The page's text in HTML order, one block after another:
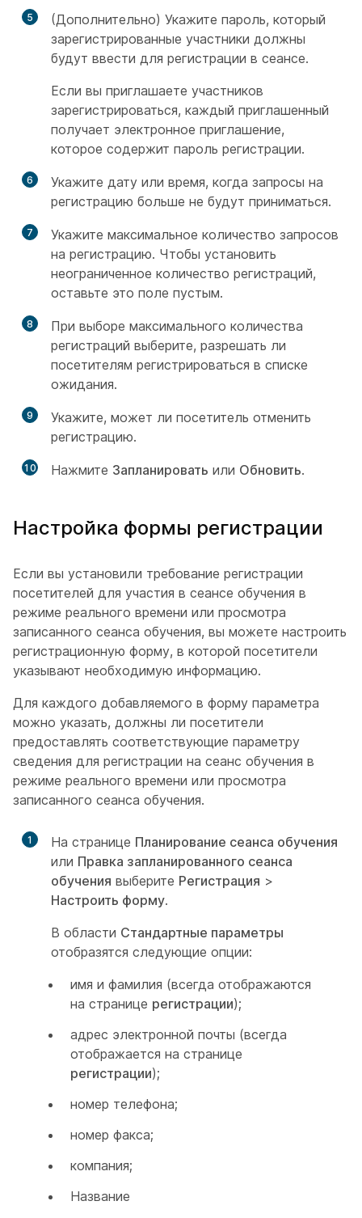
5
(Дополнительно) Укажите пароль, который
зарегистрированные участники должны
будут ввести для регистрации в сеансе.
Если вы приглашаете участников
зарегистрироваться, каждый приглашенный
получает электронное приглашение,
которое содержит пароль регистрации.
6
Укажите дату или время, когда запросы на
регистрацию больше не будут приниматься.
7
Укажите максимальное количество запросов
на регистрацию. Чтобы установить
неограниченное количество регистраций,
оставьте это поле пустым.
8
При выборе максимального количества
регистраций выберите, разрешать ли
посетителям регистрироваться в списке
ожидания.
9
Укажите, может ли посетитель отменить
регистрацию.
10 Нажмите Запланировать или Обновить.
Настройка формы регистрации
Если вы установили требование регистрации
посетителей для участия в сеансе обучения в
режиме реального времени или просмотра
записанного сеанса обучения, вы можете настроить
регистрационную форму, в которой посетители
указывают необходимую информацию.
Для каждого добавляемого в форму параметра
можно указать, должны ли посетители
предоставлять соответствующие параметру
сведения для регистрации на сеанс обучения в
режиме реального времени или просмотра
записанного сеанса обучения.
1 На странице Планирование сеанса обучения
или Правка запланированного сеанса
обучения выберите Регистрация >
Настроить форму.
В области Стандартные параметры
отобразятся следующие опции:
имя и фамилия (всегда отображаются
на странице регистрации);
адрес электронной почты (всегда
отображается на странице
регистрации);
номер телефона;
номер факса;
компания;
Название